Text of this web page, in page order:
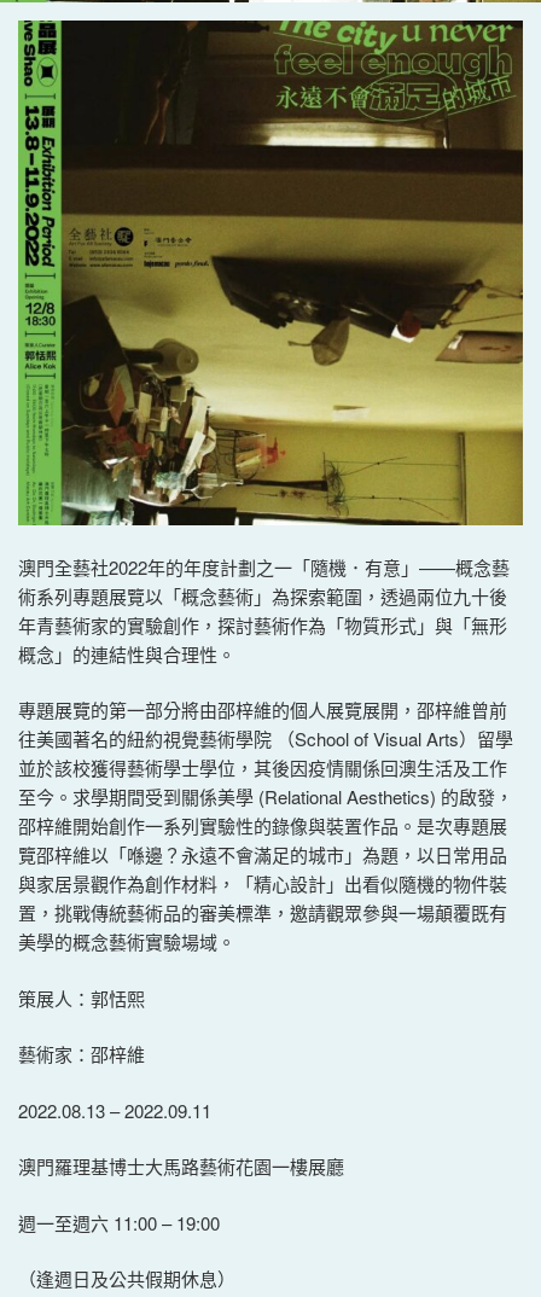
澳門全藝社2022年的年度計劃之一「隨機．有意」——概念藝
術系列專題展覽以「概念藝術」為探索範圍，透過兩位九十後
年青藝術家的實驗創作，探討藝術作為「物質形式」與「無形
概念」的連結性與合理性。
專題展覽的第一部分將由邵梓維的個人展覽展開，邵梓維曾前
往美國著名的紐約視覺藝術學院 （School of Visual Arts）留學
並於該校獲得藝術學士學位，其後因疫情關係回澳生活及工作
至今。求學期間受到關係美學 (Relational Aesthetics) 的啟發，
邵梓維開始創作一系列實驗性的錄像與裝置作品。是次專題展
覽邵梓維以「喺邊？永遠不會滿足的城市」為題，以日常用品
與家居景觀作為創作材料，「精心設計」出看似隨機的物件裝
置，挑戰傳統藝術品的審美標準，邀請觀眾參與一場顛覆既有
美學的概念藝術實驗場域。
策展人：郭恬熙
藝術家：邵梓維
2022.08.13 – 2022.09.11
澳門羅理基博士大馬路藝術花園一樓展廳
週一至週六 11:00 – 19:00
（逢週日及公共假期休息）